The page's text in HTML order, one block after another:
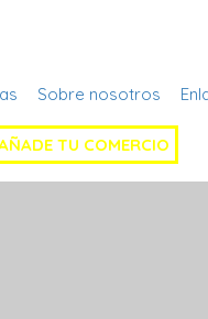
Sobre nosotros
TU COMERCIO